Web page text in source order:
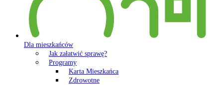
Dla mieszkańców
Jak załatwić sprawę?
Programy
Karta Mieszkańca
Zdrowotne